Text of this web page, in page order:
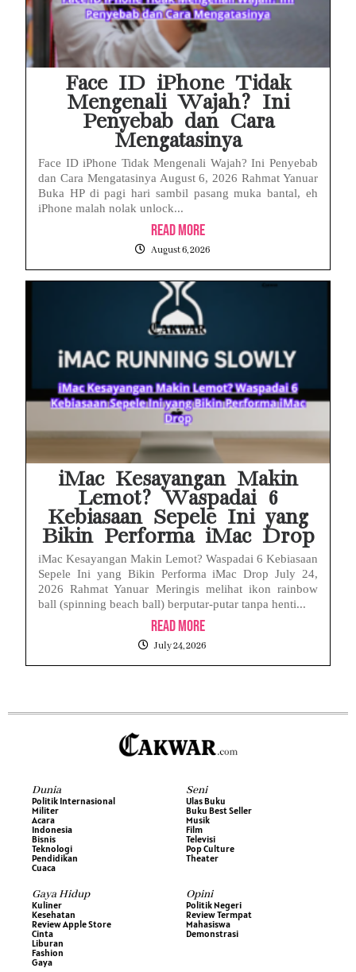
Face ID iPhone Tidak
Mengenali Wajah? Ini
Penyebab dan Cara
Mengatasinya
Face ID iPhone Tidak Mengenali Wajah? Ini Penyebab
dan Cara Mengatasinya August 6, 2026 Rahmat Yanuar
Buka HP di pagi hari sambil pasang muka bantal, eh
iPhone malah nolak unlock...
Read More
August 6, 2026
iMac Kesayangan Makin
Lemot? Waspadai 6
Kebiasaan Sepele Ini yang
Bikin Performa iMac Drop
iMac Kesayangan Makin Lemot? Waspadai 6 Kebiasaan
Sepele Ini yang Bikin Performa iMac Drop July 24,
2026 Rahmat Yanuar Meringis melihat ikon rainbow
ball (spinning beach ball) berputar-putar tanpa henti...
Read More
July 24, 2026
Dunia
Politik Internasional
Militer
Acara
Indonesia
Bisnis
Teknologi
Pendidikan
Cuaca
Seni
Ulas Buku
Buku Best Seller
Musik
Film
Televisi
Pop Culture
Theater
Gaya Hidup
Kuliner
Kesehatan
Review Apple Store
Cinta
Liburan
Fashion
Gaya
Opini
Politik Negeri
Review Termpat
Mahasiswa
Demonstrasi